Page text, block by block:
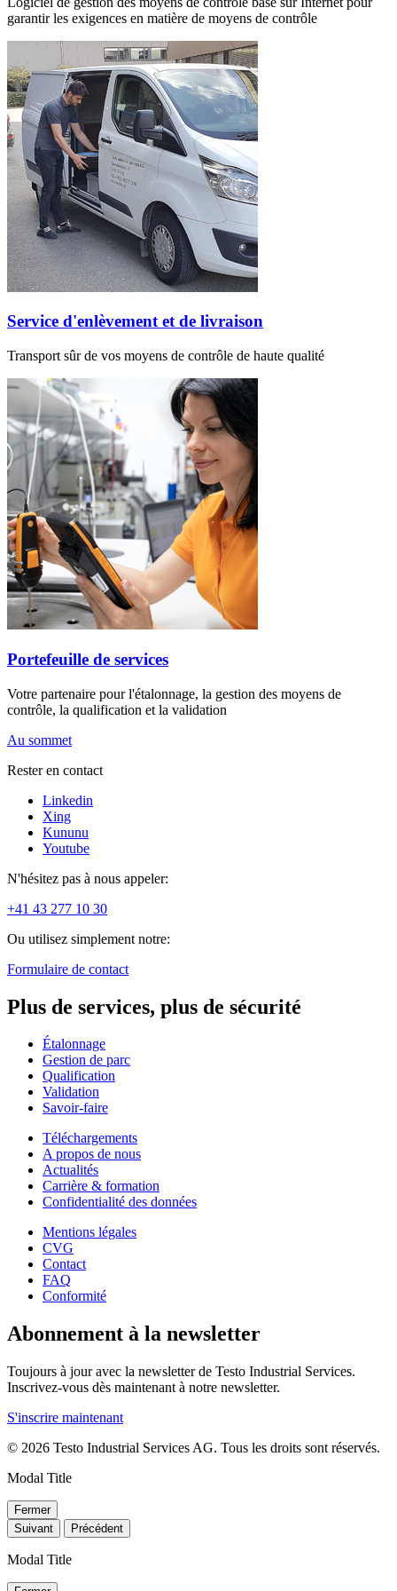
garantir les exigences en matière de moyens de contrôle
Service d'enlèvement et de livraison
Transport sûr de vos moyens de contrôle de haute qualité
Portefeuille de services
Votre partenaire pour l'étalonnage, la gestion des moyens de
contrôle, la qualification et la validation
Au sommet
Rester en contact
Linkedin
Xing
Kununu
Youtube
N'hésitez pas à nous appeler:
+41 43 277 10 30
Ou utilisez simplement notre:
Formulaire de contact
Plus de services, plus de sécurité
Étalonnage
Gestion de parc
Qualification
Validation
Savoir-faire
Téléchargements
A propos de nous
Actualités
Carrière & formation
Confidentialité des données
Mentions légales
CVG
Contact
FAQ
Conformité
Abonnement à la newsletter
Toujours à jour avec la newsletter de Testo Industrial Services.
Inscrivez-vous dès maintenant à notre newsletter.
S'inscrire maintenant
© 2026 Testo Industrial Services AG. Tous les droits sont réservés.
Modal Title
Fermer
Suivant
Précédent
Modal Title